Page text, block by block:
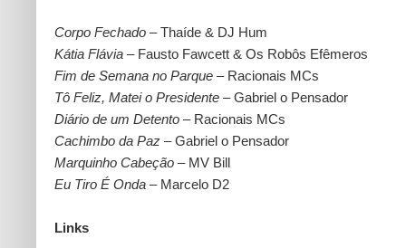
Corpo Fechado – Thaíde & DJ Hum
Kátia Flávia – Fausto Fawcett & Os Robôs Efêmeros
Fim de Semana no Parque – Racionais MCs
Tô Feliz, Matei o Presidente – Gabriel o Pensador
Diário de um Detento – Racionais MCs
Cachimbo da Paz – Gabriel o Pensador
Marquinho Cabeção – MV Bill
Eu Tiro É Onda – Marcelo D2
Links